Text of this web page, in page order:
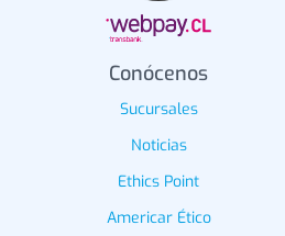
Conócenos
Sucursales
Noticias
Ethics Point
Americar Ético